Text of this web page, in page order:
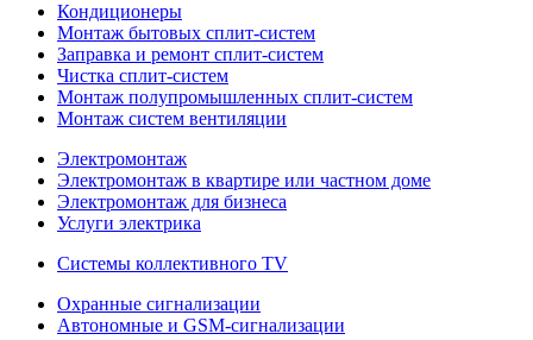
Кондиционеры
Монтаж бытовых сплит-систем
Заправка и ремонт сплит-систем
Чистка сплит-систем
Монтаж полупромышленных сплит-систем
Монтаж систем вентиляции
Электромонтаж
Электромонтаж в квартире или частном доме
Электромонтаж для бизнеса
Услуги электрика
Системы коллективного TV
Охранные сигнализации
Автономные и GSM-сигнализации